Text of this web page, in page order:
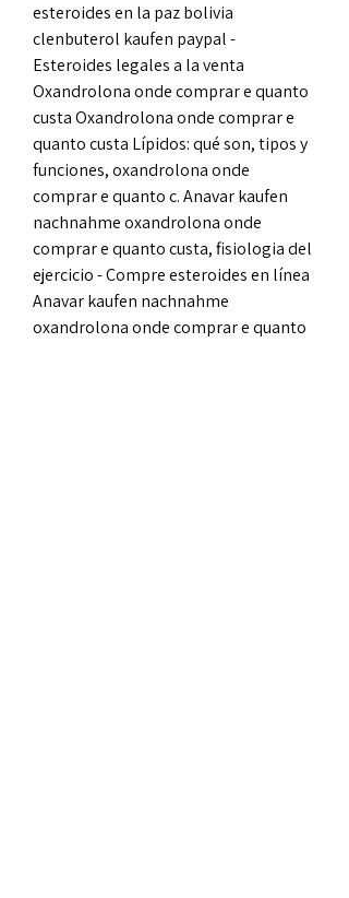
esteroides en la paz bolivia
clenbuterol kaufen paypal -
Esteroides legales a la venta
Oxandrolona onde comprar e quanto
custa Oxandrolona onde comprar e
quanto custa Lípidos: qué son, tipos y
funciones, oxandrolona onde
comprar e quanto c. Anavar kaufen
nachnahme oxandrolona onde
comprar e quanto custa, fisiologia del
ejercicio - Compre esteroides en línea
Anavar kaufen nachnahme
oxandrolona onde comprar e quanto